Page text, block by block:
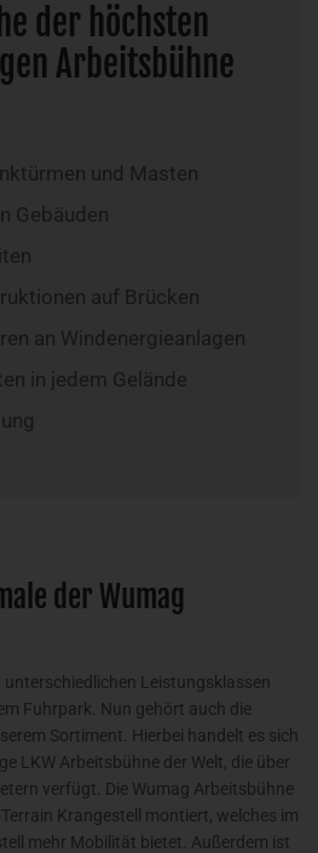
der höchsten
Arbeitsbühne
und Masten
Gebäuden
auf Brücken
an Windenergieanlagen
in jedem Gelände
der Wumag
Leistungsklassen
Fuhrpark. Nun gehört auch die
Sortiment. Hierbei handelt es sich
LKW Arbeitsbühne der Welt, die über
verfügt. Die Wumag Arbeitsbühne
Krangestell montiert, welches im
mehr Mobilität bietet. Außerdem ist